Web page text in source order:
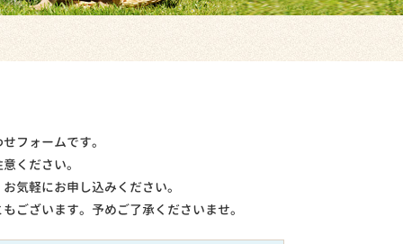
フォームです。
ください。
気軽にお申し込みください。
ございます。予めご了承くださいませ。